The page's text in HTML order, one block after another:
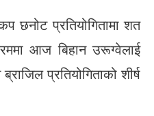
छनोट प्रतियोगितामा शत
आज बिहान उरूग्वेलाई
प्रतियोगिताको शीर्ष